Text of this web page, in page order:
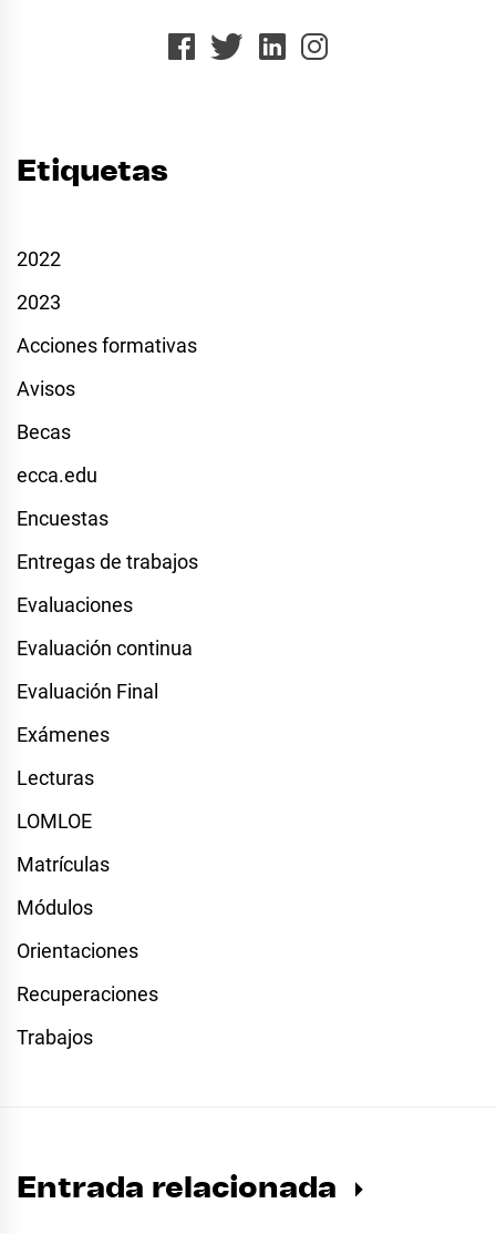
Etiquetas
2022
2023
Acciones formativas
Avisos
Becas
ecca.edu
Encuestas
Entregas de trabajos
Evaluaciones
Evaluación continua
Evaluación Final
Exámenes
Lecturas
LOMLOE
Matrículas
Módulos
Orientaciones
Recuperaciones
Trabajos
Entrada relacionada